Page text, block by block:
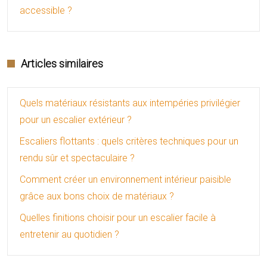
accessible ?
Articles similaires
Quels matériaux résistants aux intempéries privilégier
pour un escalier extérieur ?
Escaliers flottants : quels critères techniques pour un
rendu sûr et spectaculaire ?
Comment créer un environnement intérieur paisible
grâce aux bons choix de matériaux ?
Quelles finitions choisir pour un escalier facile à
entretenir au quotidien ?